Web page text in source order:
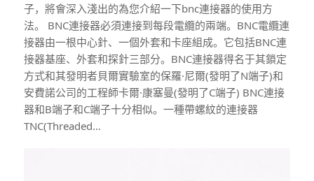
子，將會深入淺出的為您介紹一下bnc連接器的使用方
法。 BNC連接器必須連接到每段電纜的兩端。BNC電纜連
接器由一根中心針、一個外套和卡座組成。它包括BNC連
接器基座、外套和探針三部分。BNC連接器得名于其鎖定
方式和其發明者貝爾實驗室的保羅·尼爾(發明了N端子)和
安費諾公司的工程師卡爾·康塞曼(發明了C端子) BNC連接
器和B端子和C端子十分相似。一種帶螺紋的連接器
TNC(Threaded…